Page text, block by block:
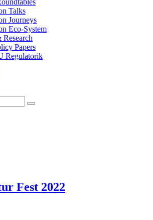
Talks
Journeys
Eco-System
Research
Papers
Regulatorik
Fest 2022